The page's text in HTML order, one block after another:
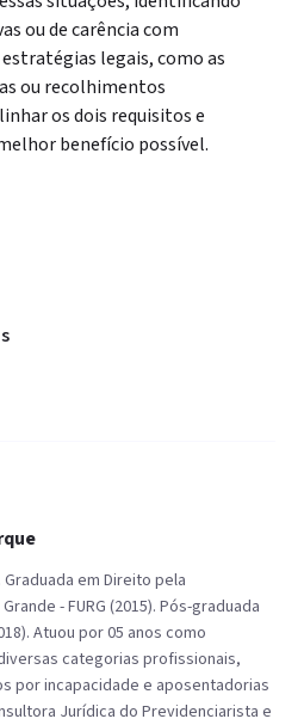
ou de carência com
legais, como as
ou recolhimentos
os dois requisitos e
benefício possível.
Graduada em Direito pela
- FURG (2015). Pós-graduada
Atuou por 05 anos como
categorias profissionais,
por incapacidade e aposentadorias
Jurídica do Previdenciarista e